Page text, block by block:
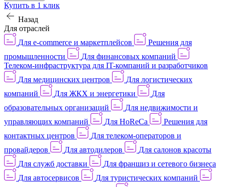
Купить в 1 клик
Назад
Для отраслей
Для e-commerce и маркетплейсов
Решения для
промышленности
Для финансовых компаний
Телеком-инфраструктура для IT-компаний и разработчиков
Для медицинских центров
Для логистических
компаний
Для ЖКХ и энергетики
Для
образовательных организаций
Для недвижимости и
управляющих компаний
Для HoReCa
Решения для
контактных центров
Для телеком-операторов и
провайдеров
Для автодилеров
Для салонов красоты
Для служб доставки
Для франшиз и сетевого бизнеса
Для автосервисов
Для туристических компаний